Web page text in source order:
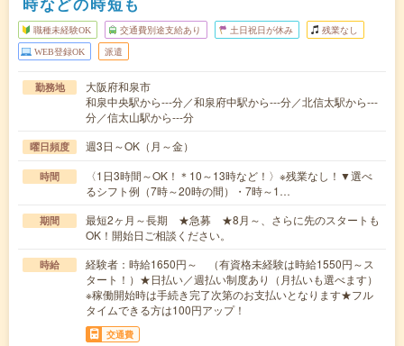
職種未経験OK 交通費別途支給あり 土日祝日が休み 残業なし
WEB登録OK 派遣
勤務地
大阪府和泉市
和泉中央駅から---分／和泉府中駅から---分／北信太駅から---
分／信太山駅から---分
曜日頻度 週3日～OK（月～金）
時間
〈1日3時間～OK！＊10～13時など！〉※残業なし！▼選べ
るシフト例（7時～20時の間）・7時～1…
期間
最短2ヶ月～長期 ★急募 ★8月～、さらに先のスタートも
OK！開始日ご相談ください。
時給
経験者：時給1650円～ （有資格未経験は時給1550円～ス
タート！）★日払い／週払い制度あり（月払いも選べます）
※稼働開始時は手続き完了次第のお支払いとなります★フル
タイムできる方は100円アップ！
交通費